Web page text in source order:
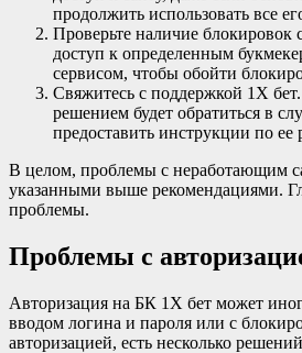
продолжить использовать все
Проверьте наличие
доступ к определенным
сервисом, чтобы обойти
Свяжитесь с поддержкой 1X
решением будет обратиться в
предоставить инструкции по
В целом, проблемы с неработающим
указанными выше рекомендациями.
проблемы.
Проблемы с
Авторизация на БК 1X бет может
вводом логина и пароля или с
авторизацией, есть несколько